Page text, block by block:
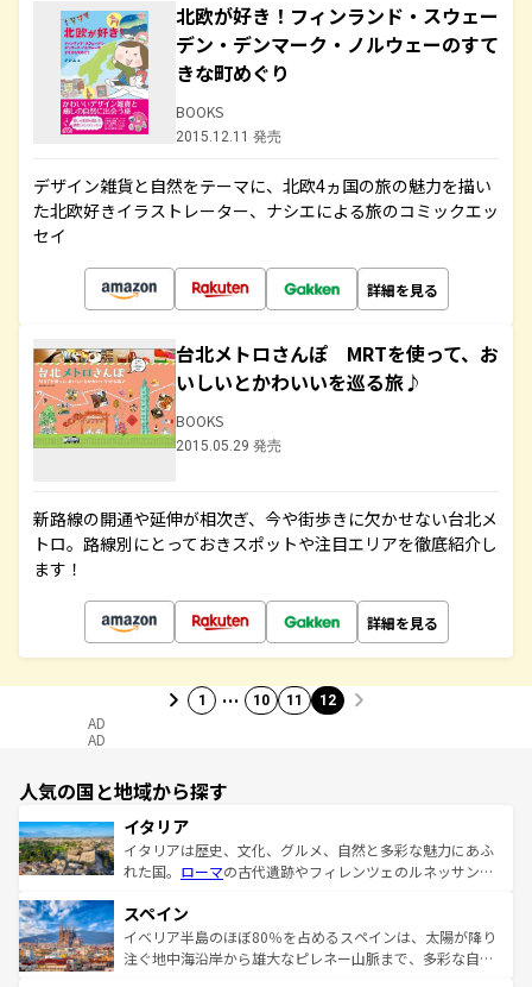
北欧が好き！フィンランド・スウェー
デン・デンマーク・ノルウェーのすて
きな町めぐり
BOOKS
2015.12.11 発売
デザイン雑貨と自然をテーマに、北欧4ヵ国の旅の魅力を描い
た北欧好きイラストレーター、ナシエによる旅のコミックエッ
セイ
詳細を見る
台北メトロさんぽ MRTを使って、お
いしいとかわいいを巡る旅♪
BOOKS
2015.05.29 発売
新路線の開通や延伸が相次ぎ、今や街歩きに欠かせない台北メ
トロ。路線別にとっておきスポットや注目エリアを徹底紹介し
ます！
詳細を見る
1 … 10 11 12
AD
AD
人気の国と地域から探す
イタリア
イタリアは歴史、文化、グルメ、自然と多彩な魅力にあふ
れた国。 ローマの古代遺跡やフィレンツェのルネッサンス
ろん、トスカーナの美しい田園風景やアマルフィ海岸の絶
景など、自然景観も見逃せない。観光の合間には、本場の
ピザやパスタなど、絶品のイタリア料理を堪能することも
スペイン
イベリア半島のほぼ80％を占めるスペインは、太陽が降り
注ぐ地中海沿岸から雄大なピレネー山脈まで、多彩な自然